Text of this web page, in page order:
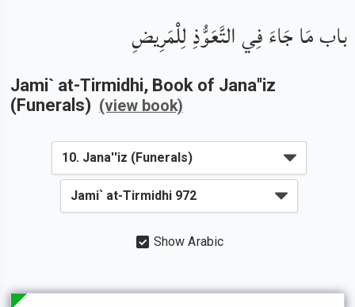
باب مَا جَاءَ فِي التَّعَوُّذِ لِلْمَرِيضِ
Jami` at-Tirmidhi, Book of Jana''iz
(Funerals) (view book)
Show Arabic